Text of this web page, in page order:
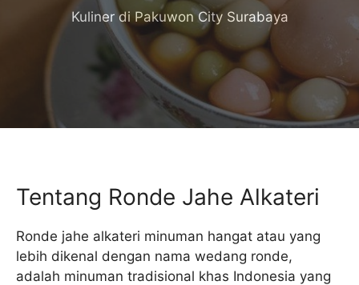
Kuliner di Pakuwon City Surabaya
Tentang Ronde Jahe Alkateri
Ronde jahe alkateri minuman hangat atau yang
lebih dikenal dengan nama wedang ronde,
adalah minuman tradisional khas Indonesia yang